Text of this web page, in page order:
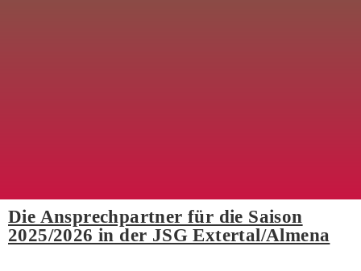
Die Ansprechpartner für die Saison
2025/2026 in der JSG Extertal/Almena